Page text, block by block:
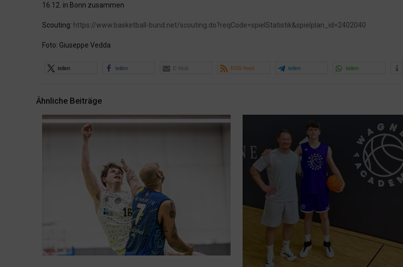
16.12. in Bonn zusammen
Scouting: https://www.basketball-bund.net/scouting.do?reqCode=spielStatistik&spielplan_id=2402040
Foto: Giuseppe Vedda
teilen teilen E-Mail RSS-feed teilen teilen
Ähnliche Beiträge